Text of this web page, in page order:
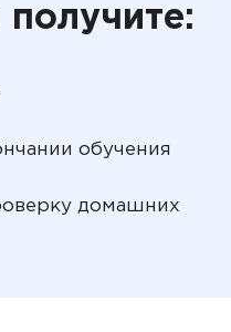
обучения
домашних